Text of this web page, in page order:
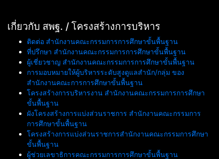
เกี่ยวกับ สพฐ. / โครงสร้างการบริหาร
ติดต่อ สำนักงานคณะกรรมการการศึกษาขั้นพื้นฐาน
ที่ปรึกษา สำนักงานคณะกรรมการการศึกษาขั้นพื้นฐาน
ผู้เชี่ยวชาญ สำนักงานคณะกรรมการการศึกษาขั้นพื้นฐาน
การมอบหมายให้ผู้บริหารระดับสูงดูแลสำนัก/กลุ่ม ของ
สำนักงานคณะการการศึกษาขั้นพื้นฐาน
โครงสร้างการบริหารงาน สำนักงานคณะกรรมการการศึกษา
ขั้นพื้นฐาน
ผังโครงสร้างการแบ่งส่วนราชการ สำนักงานคณะกรรมการ
การศึกษาขั้นพื้นฐาน
โครงสร้างการแบ่งส่วนราชการสำนักงานคณะกรรมการศึกษา
ขั้นพื้นฐาน
ผู้ช่วยเลขาธิการคณะกรรมการการศึกษาขั้นพื้นฐาน